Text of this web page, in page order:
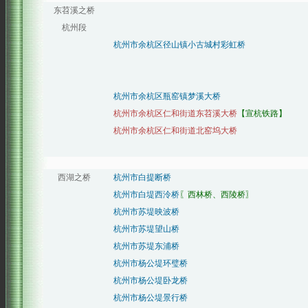
东苕溪之桥
杭州段
杭州市余杭区径山镇小古城村彩虹桥
杭州市余杭区瓶窑镇梦溪大桥
杭州市余杭区仁和街道东苕溪大桥 【宣杭铁路】
杭州市余杭区仁和街道北窑坞大桥
西湖之桥
杭州市白提断桥
杭州市白堤西泠桥 〖西林桥、西陵桥〗
杭州市苏堤映波桥
杭州市苏堤望山桥
杭州市苏堤东浦桥
杭州市杨公堤环璧桥
杭州市杨公堤卧龙桥
杭州市杨公堤景行桥